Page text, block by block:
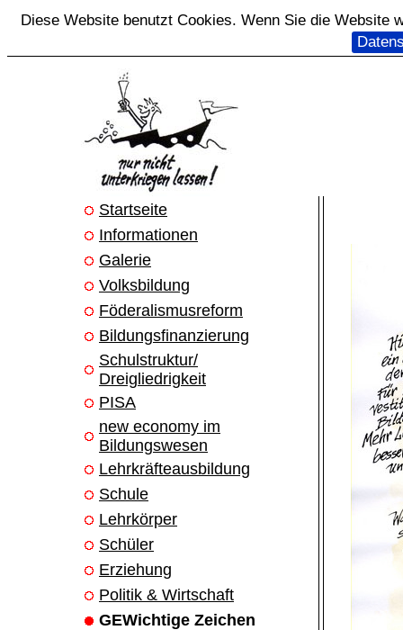
Diese Website benutzt Cookies. Wenn Sie die Website
Startseite
Informationen
Galerie
Volksbildung
Föderalismusreform
Bildungsfinanzierung
Schulstruktur/
Dreigliedrigkeit
PISA
new economy im
Bildungswesen
Lehrkräfteausbildung
Schule
Lehrkörper
Schüler
Erziehung
Politik & Wirtschaft
GEWichtige Zeichen